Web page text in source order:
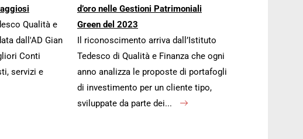
Qualità e
dall'AD Gian
Conti
servizi e
d’oro nelle Gestioni Patrimoniali
Green del 2023
Il riconoscimento arriva dall’Istituto
Tedesco di Qualità e Finanza che ogni
anno analizza le proposte di portafogli
di investimento per un cliente tipo,
sviluppate da parte dei...